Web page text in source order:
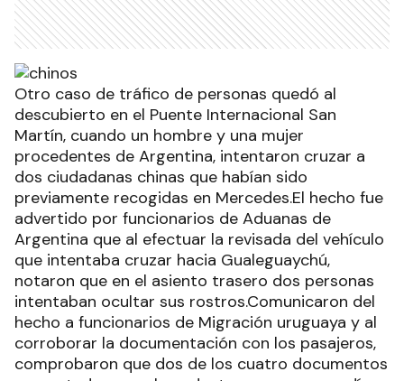
Otro caso de tráfico de personas quedó al
descubierto en el Puente Internacional San
Martín, cuando un hombre y una mujer
procedentes de Argentina, intentaron cruzar a
dos ciudadanas chinas que habían sido
previamente recogidas en Mercedes.El hecho fue
advertido por funcionarios de Aduanas de
Argentina que al efectuar la revisada del vehículo
que intentaba cruzar hacia Gualeguaychú,
notaron que en el asiento trasero dos personas
intentaban ocultar sus rostros.Comunicaron del
hecho a funcionarios de Migración uruguaya y al
corroborar la documentación con los pasajeros,
comprobaron que dos de los cuatro documentos